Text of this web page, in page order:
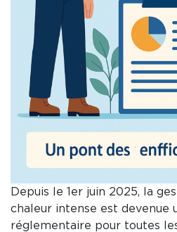
Depuis le 1er juin 2025, la
chaleur intense est devenue
réglementaire pour toutes